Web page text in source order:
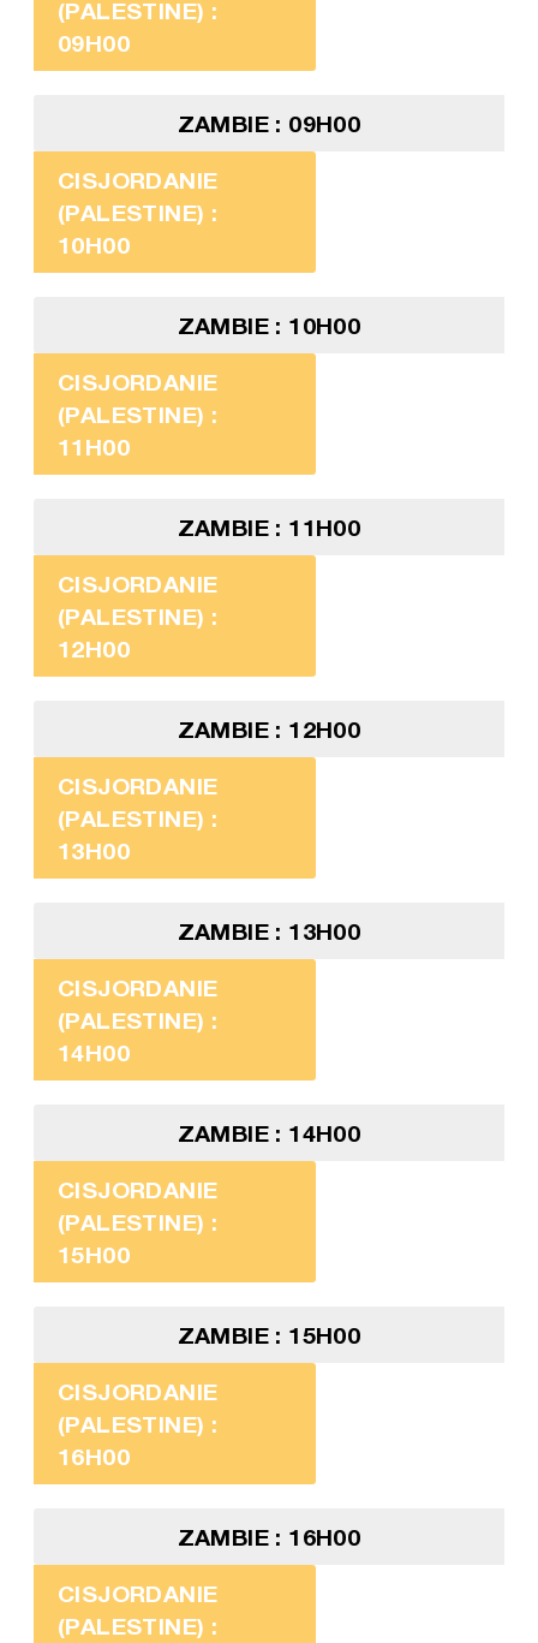
(PALESTINE) :
09H00
ZAMBIE : 09H00
CISJORDANIE
(PALESTINE) :
10H00
ZAMBIE : 10H00
CISJORDANIE
(PALESTINE) :
11H00
ZAMBIE : 11H00
CISJORDANIE
(PALESTINE) :
12H00
ZAMBIE : 12H00
CISJORDANIE
(PALESTINE) :
13H00
ZAMBIE : 13H00
CISJORDANIE
(PALESTINE) :
14H00
ZAMBIE : 14H00
CISJORDANIE
(PALESTINE) :
15H00
ZAMBIE : 15H00
CISJORDANIE
(PALESTINE) :
16H00
ZAMBIE : 16H00
CISJORDANIE
(PALESTINE) :